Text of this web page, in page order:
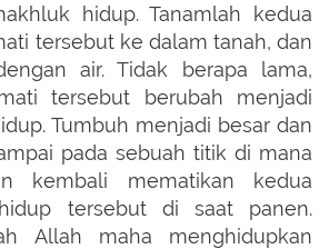
hidup. Tanamlah kedua
tersebut ke dalam tanah, dan
air. Tidak berapa lama,
tersebut berubah menjadi
Tumbuh menjadi besar dan
pada sebuah titik di mana
kembali mematikan kedua
tersebut di saat panen.
Allah maha menghidupkan